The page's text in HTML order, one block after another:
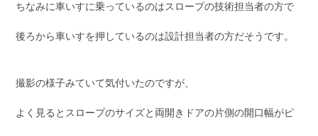
ちなみに車いすに乗っているのはスロープの技術担当者の方で
後ろから車いすを押しているのは設計担当者の方だそうです。
撮影の様子みていて気付いたのですが、
よく見るとスロープのサイズと両開きドアの片側の開口幅がピ